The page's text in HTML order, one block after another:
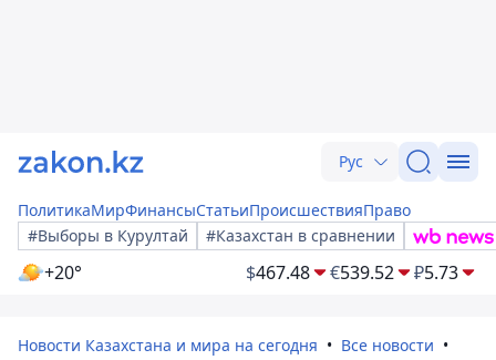
Рус
ПолитикаМирФинансыСтатьиПроисшествияПраво
#Выборы в Курултай
#Казахстан в сравнении
+20° $467.48 €539.52 ₽5.73
Новости Казахстана и мира на сегодня
Все новости